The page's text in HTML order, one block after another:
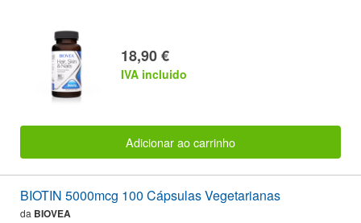
18,90 €
IVA incluido
Adicionar ao carrinho
BIOTIN 5000mcg 100 Cápsulas Vegetarianas
da BIOVEA